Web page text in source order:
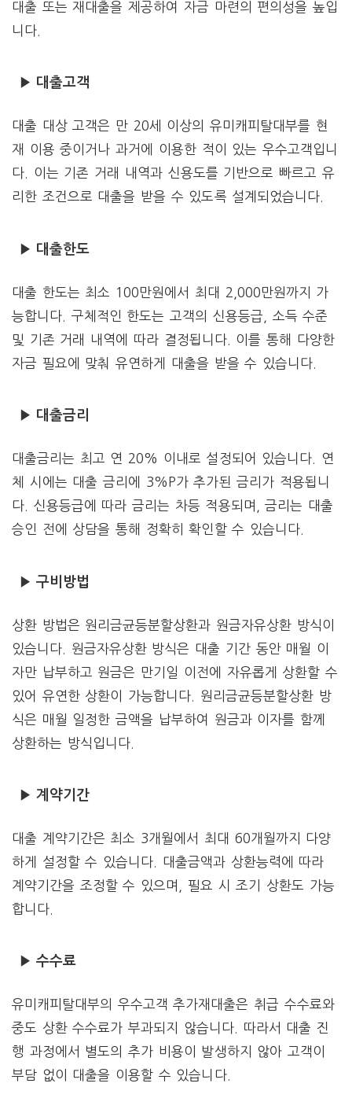
대출 또는 재대출을 제공하여 자금 마련의 편의성을 높입
니다.
▶ 대출고객
대출 대상 고객은 만 20세 이상의 유미캐피탈대부를 현
재 이용 중이거나 과거에 이용한 적이 있는 우수고객입니
다. 이는 기존 거래 내역과 신용도를 기반으로 빠르고 유
리한 조건으로 대출을 받을 수 있도록 설계되었습니다.
▶ 대출한도
대출 한도는 최소 100만원에서 최대 2,000만원까지 가
능합니다. 구체적인 한도는 고객의 신용등급, 소득 수준
및 기존 거래 내역에 따라 결정됩니다. 이를 통해 다양한
자금 필요에 맞춰 유연하게 대출을 받을 수 있습니다.
▶ 대출금리
대출금리는 최고 연 20% 이내로 설정되어 있습니다. 연
체 시에는 대출 금리에 3%P가 추가된 금리가 적용됩니
다. 신용등급에 따라 금리는 차등 적용되며, 금리는 대출
승인 전에 상담을 통해 정확히 확인할 수 있습니다.
▶ 구비방법
상환 방법은 원리금균등분할상환과 원금자유상환 방식이
있습니다. 원금자유상환 방식은 대출 기간 동안 매월 이
자만 납부하고 원금은 만기일 이전에 자유롭게 상환할 수
있어 유연한 상환이 가능합니다. 원리금균등분할상환 방
식은 매월 일정한 금액을 납부하여 원금과 이자를 함께
상환하는 방식입니다.
▶ 계약기간
대출 계약기간은 최소 3개월에서 최대 60개월까지 다양
하게 설정할 수 있습니다. 대출금액과 상환능력에 따라
계약기간을 조정할 수 있으며, 필요 시 조기 상환도 가능
합니다.
▶ 수수료
유미캐피탈대부의 우수고객 추가재대출은 취급 수수료와
중도 상환 수수료가 부과되지 않습니다. 따라서 대출 진
행 과정에서 별도의 추가 비용이 발생하지 않아 고객이
부담 없이 대출을 이용할 수 있습니다.